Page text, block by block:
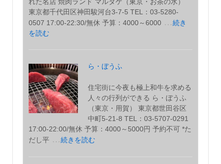
東京都千代田区神田駿河台3-7-5 TEL：03-5280-
0507 17:00-22:30/無休 予算：4000～6000 …続き
を読む
ら・ぼうふ
住宅街に今夜も極上和牛を求める
人々の行列ができる ら・ぼうふ
（東京・用賀） 東京都世田谷区
中町5-21-8 TEL：03-5707-0291
17:00-22:00/無休 予算：4000～5000円 予約不可 *た
だし平 …続きを読む